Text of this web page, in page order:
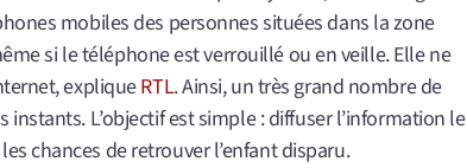
mobiles des personnes situées dans la zone
si le téléphone est verrouillé ou en veille. Elle ne
expliqueRTL. Ainsi, un très grand nombre de
L’objectif est simple : diffuser l’information le
chances de retrouver l’enfant disparu.